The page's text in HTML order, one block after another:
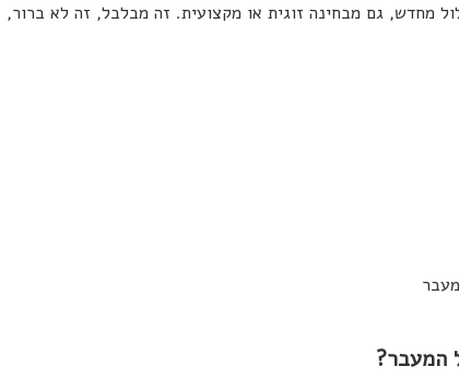
מחדש, גם מבחינה זוגית או מקצועית. זה מבלבל, זה לא ברור,
המעבר?